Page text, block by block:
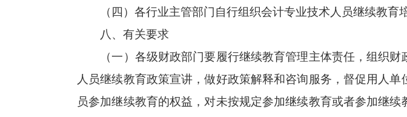
（四）各行业主管部门自行组织会计专业技术人员继续教育培
八、有关要求
（一）各级财政部门要履行继续教育管理主体责任，组织财
人员继续教育政策宣讲，做好政策解释和咨询服务，督促用人
员参加继续教育的权益，对未按规定参加继续教育或者参加继